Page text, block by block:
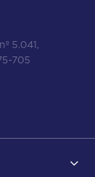
5.041,
705